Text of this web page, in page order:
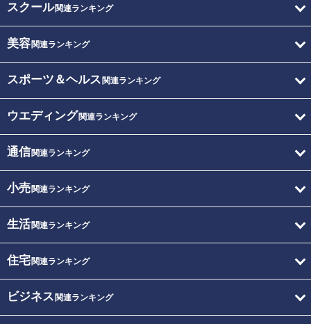
スクール関連ランキング
美容関連ランキング
スポーツ＆ヘルス 関連ランキング
ウエディング関連ランキング
通信関連ランキング
小売関連ランキング
生活関連ランキング
住宅関連ランキング
ビジネス 関連ランキング